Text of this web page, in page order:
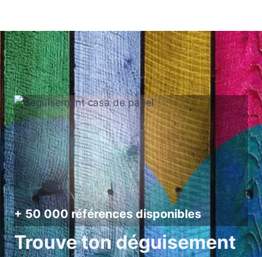
+ 50 000 références disponibles
Trouve ton déguisement